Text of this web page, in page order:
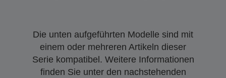
Die unten aufgeführten Modelle sind mit
einem oder mehreren Artikeln dieser
Serie kompatibel. Weitere Informationen
finden Sie unter den nachstehenden